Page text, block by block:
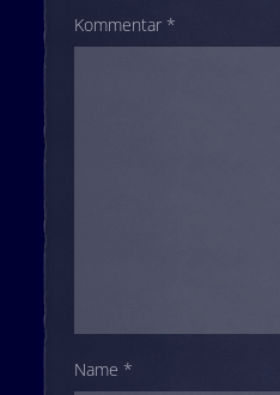
Kommentar *
Name *